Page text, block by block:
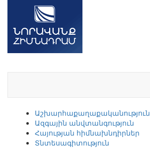
Աշխարհաքաղաքականություն
Ազգային անվտանգություն
Հայության հիմնախնդիրներ
Տնտեսագիտություն